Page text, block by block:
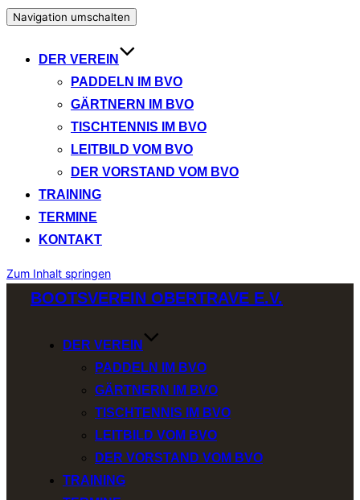
Navigation umschalten
DER VEREIN
PADDELN IM BVO
GÄRTNERN IM BVO
TISCHTENNIS IM BVO
LEITBILD VOM BVO
DER VORSTAND VOM BVO
TRAINING
TERMINE
KONTAKT
Zum Inhalt springen
BOOTSVEREIN OBERTRAVE E.V.
DER VEREIN
PADDELN IM BVO
GÄRTNERN IM BVO
TISCHTENNIS IM BVO
LEITBILD VOM BVO
DER VORSTAND VOM BVO
TRAINING